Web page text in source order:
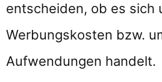
entscheiden, ob es sich
Werbungskosten bzw.
Aufwendungen handelt.